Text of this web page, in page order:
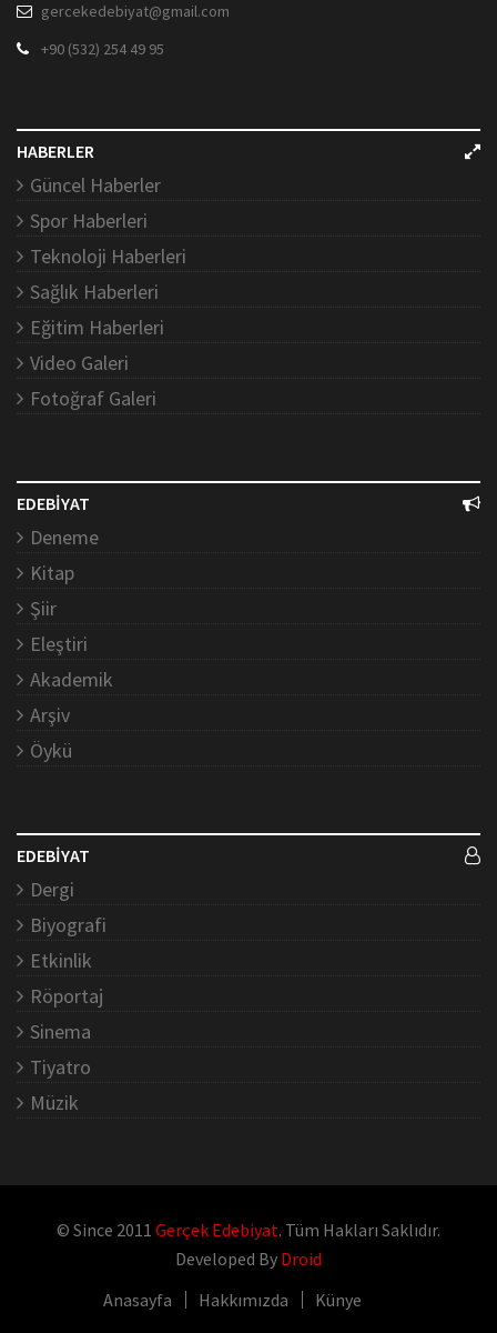
gercekedebiyat@gmail.com
+90 (532) 254 49 95
HABERLER
Güncel Haberler
Spor Haberleri
Teknoloji Haberleri
Sağlık Haberleri
Eğitim Haberleri
Video Galeri
Fotoğraf Galeri
EDEBİYAT
Deneme
Kitap
Şiir
Eleştiri
Akademik
Arşiv
Öykü
EDEBİYAT
Dergi
Biyografi
Etkinlik
Röportaj
Sinema
Tiyatro
Müzik
© Since 2011 Gerçek Edebiyat. Tüm Hakları Saklıdır.
Developed By Droid
Anasayfa
Hakkımızda Künye